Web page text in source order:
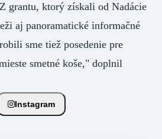
grantu, ktorý získali od Nadácie
aj panoramatické informačné
sme tiež posedenie pre
smetné koše," doplnil
Instagram